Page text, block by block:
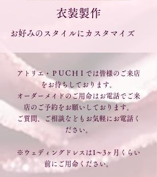
衣装製作
お好みのスタイルにカスタマイズ
アトリエ・ＰＵＣＨＩでは皆様のご来店
をお待ちしております。
オーダーメイドのご用命はお電話でご来
店のご予約をお願いしております。
ご質問、ご相談などもお気軽にお電話く
ださい。
※ウェディングドレスは1～3ヶ月くらい
前にご用命ください。